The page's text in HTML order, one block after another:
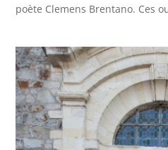
poète Clemens Brentano. Ces